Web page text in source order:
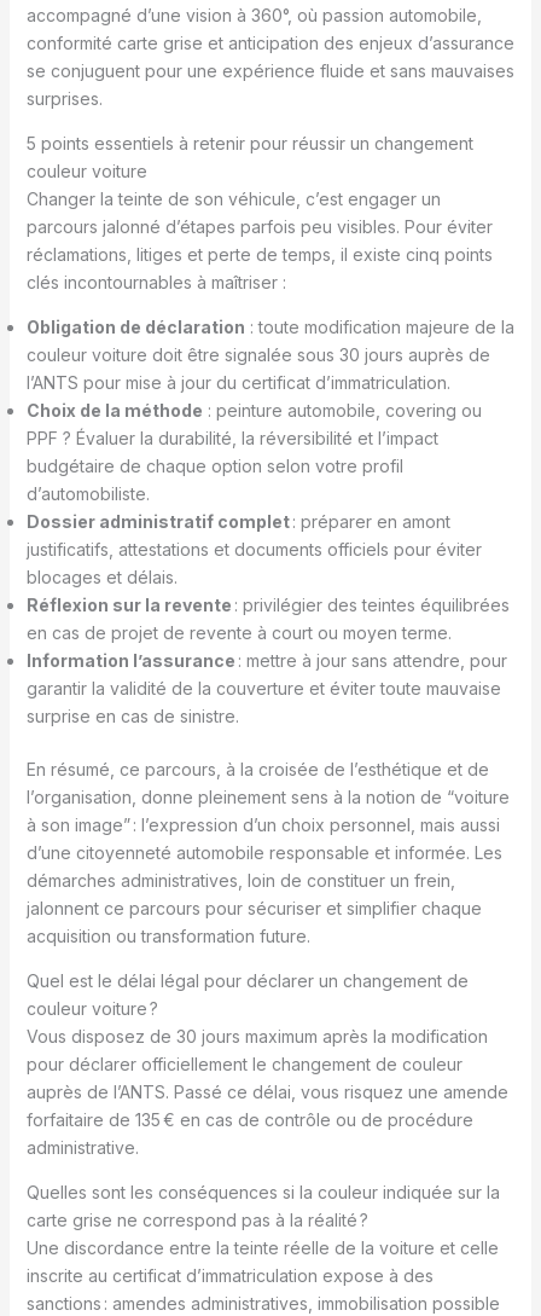
accompagné d’une vision à 360°, où passion automobile,
conformité carte grise et anticipation des enjeux d’assurance
se conjuguent pour une expérience fluide et sans mauvaises
surprises.
5 points essentiels à retenir pour réussir un changement
couleur voiture
Changer la teinte de son véhicule, c’est engager un
parcours jalonné d’étapes parfois peu visibles. Pour éviter
réclamations, litiges et perte de temps, il existe cinq points
clés incontournables à maîtriser :
Obligation de déclaration : toute modification majeure de la
couleur voiture doit être signalée sous 30 jours auprès de
l’ANTS pour mise à jour du certificat d’immatriculation.
Choix de la méthode : peinture automobile, covering ou
PPF ? Évaluer la durabilité, la réversibilité et l’impact
budgétaire de chaque option selon votre profil
d’automobiliste.
Dossier administratif complet: préparer en amont
justificatifs, attestations et documents officiels pour éviter
blocages et délais.
Réflexion sur la revente : privilégier des teintes équilibrées
en cas de projet de revente à court ou moyen terme.
Information l’assurance : mettre à jour sans attendre, pour
garantir la validité de la couverture et éviter toute mauvaise
surprise en cas de sinistre.
En résumé, ce parcours, à la croisée de l’esthétique et de
l’organisation, donne pleinement sens à la notion de “voiture
à son image” : l’expression d’un choix personnel, mais aussi
d’une citoyenneté automobile responsable et informée. Les
démarches administratives, loin de constituer un frein,
jalonnent ce parcours pour sécuriser et simplifier chaque
acquisition ou transformation future.
Quel est le délai légal pour déclarer un changement de
couleur voiture ?
Vous disposez de 30 jours maximum après la modification
pour déclarer officiellement le changement de couleur
auprès de l’ANTS. Passé ce délai, vous risquez une amende
forfaitaire de 135 € en cas de contrôle ou de procédure
administrative.
Quelles sont les conséquences si la couleur indiquée sur la
carte grise ne correspond pas à la réalité ?
Une discordance entre la teinte réelle de la voiture et celle
inscrite au certificat d’immatriculation expose à des
sanctions : amendes administratives, immobilisation possible